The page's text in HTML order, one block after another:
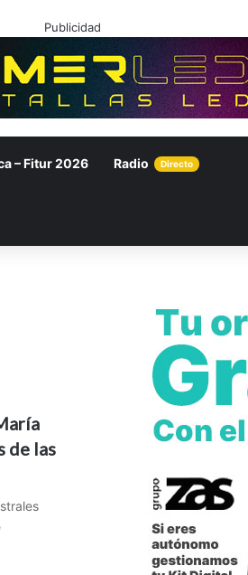
Publicidad
– Fitur 2026 Radio Directo
de las